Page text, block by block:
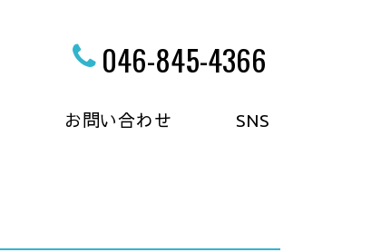
046-845-4366
お問い合わせ SNS